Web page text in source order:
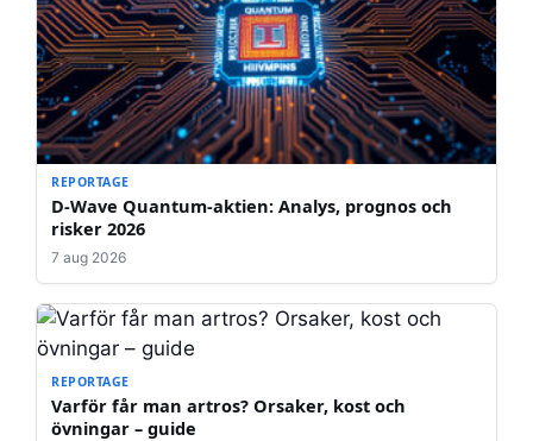
REPORTAGE
D-Wave Quantum-aktien: Analys, prognos och
risker 2026
7 aug 2026
REPORTAGE
Varför får man artros? Orsaker, kost och
övningar – guide